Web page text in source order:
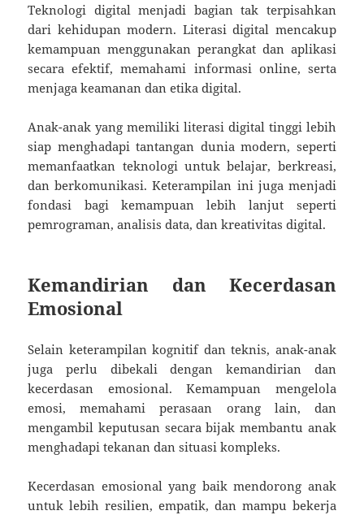
Teknologi digital menjadi bagian tak terpisahkan
dari kehidupan modern. Literasi digital mencakup
kemampuan menggunakan perangkat dan aplikasi
secara efektif, memahami informasi online, serta
menjaga keamanan dan etika digital.
Anak-anak yang memiliki literasi digital tinggi lebih
siap menghadapi tantangan dunia modern, seperti
memanfaatkan teknologi untuk belajar, berkreasi,
dan berkomunikasi. Keterampilan ini juga menjadi
fondasi bagi kemampuan lebih lanjut seperti
pemrograman, analisis data, dan kreativitas digital.
Kemandirian dan Kecerdasan
Emosional
Selain keterampilan kognitif dan teknis, anak-anak
juga perlu dibekali dengan kemandirian dan
kecerdasan emosional. Kemampuan mengelola
emosi, memahami perasaan orang lain, dan
mengambil keputusan secara bijak membantu anak
menghadapi tekanan dan situasi kompleks.
Kecerdasan emosional yang baik mendorong anak
untuk lebih resilien, empatik, dan mampu bekerja